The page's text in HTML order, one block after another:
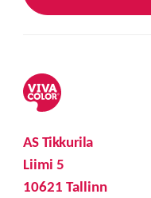
AS Tikkurila
Liimi 5
10621 Tallinn